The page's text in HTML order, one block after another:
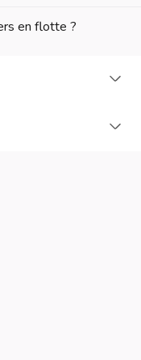
en flotte ?